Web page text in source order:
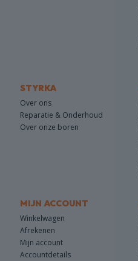
STYRKA
Over ons
Reparatie & Onderhoud
Over onze boren
MIJN ACCOUNT
Winkelwagen
Afrekenen
Mijn account
Accountdetails